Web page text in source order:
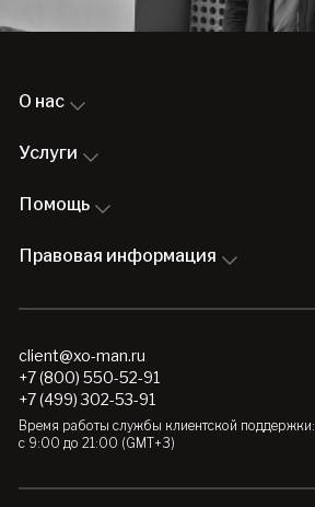
О нас
Услуги
Помощь
Правовая информация
client@xo-man.ru
+7 (800) 550-52-91
+7 (499) 302-53-91
Время работы службы клиентской поддержки:
с 9:00 до 21:00 (GMT+3)